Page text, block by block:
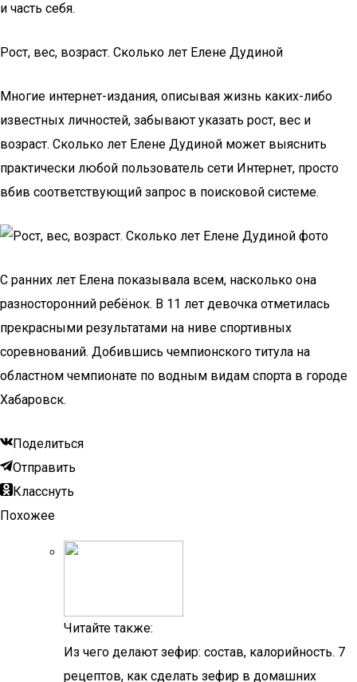
и часть себя.
Рост, вес, возраст. Сколько лет Елене Дудиной
Многие интернет-издания, описывая жизнь каких-либо
известных личностей, забывают указать рост, вес и
возраст. Сколько лет Елене Дудиной может выяснить
практически любой пользователь сети Интернет, просто
вбив соответствующий запрос в поисковой системе.
С ранних лет Елена показывала всем, насколько она
разносторонний ребёнок. В 11 лет девочка отметилась
прекрасными результатами на ниве спортивных
соревнований. Добившись чемпионского титула на
областном чемпионате по водным видам спорта в городе
Хабаровск.
Поделиться
Отправить
Класснуть
Похожее
Читайте также:
Из чего делают зефир: состав, калорийность. 7
рецептов, как сделать зефир в домашних